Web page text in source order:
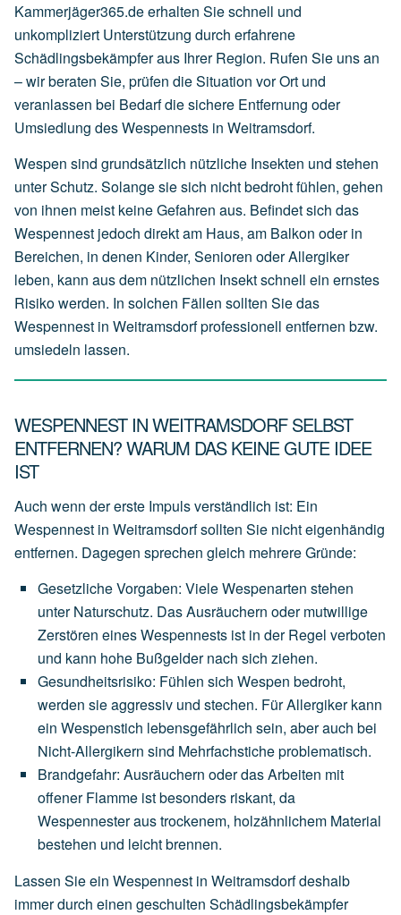
Kammerjäger365.de erhalten Sie schnell und
unkompliziert Unterstützung durch erfahrene
Schädlingsbekämpfer aus Ihrer Region. Rufen Sie uns an
– wir beraten Sie, prüfen die Situation vor Ort und
veranlassen bei Bedarf die sichere Entfernung oder
Umsiedlung des Wespennests in Weitramsdorf.
Wespen sind grundsätzlich nützliche Insekten und stehen
unter Schutz. Solange sie sich nicht bedroht fühlen, gehen
von ihnen meist keine Gefahren aus. Befindet sich das
Wespennest jedoch direkt am Haus, am Balkon oder in
Bereichen, in denen Kinder, Senioren oder Allergiker
leben, kann aus dem nützlichen Insekt schnell ein ernstes
Risiko werden. In solchen Fällen sollten Sie das
Wespennest in Weitramsdorf professionell entfernen bzw.
umsiedeln lassen.
WESPENNEST IN WEITRAMSDORF SELBST
ENTFERNEN? WARUM DAS KEINE GUTE IDEE
IST
Auch wenn der erste Impuls verständlich ist: Ein
Wespennest in Weitramsdorf sollten Sie nicht eigenhändig
entfernen. Dagegen sprechen gleich mehrere Gründe:
Gesetzliche Vorgaben: VieleWespenarten stehen
unter Naturschutz. DasAusräuchern oder mutwillige
Zerstören einesWespennests ist in der Regel verboten
und kann hohe Bußgelder nach sich ziehen.
Gesundheitsrisiko: Fühlen sich Wespen bedroht,
werden sieaggressiv und stechen. FürAllergiker kann
ein Wespenstich lebensgefährlich sein, aberauch bei
Nicht-Allergikern sind Mehrfachsticheproblematisch.
Brandgefahr: Ausräuchern oderdasArbeiten mit
offener Flamme istbesonders riskant, da
Wespennesteraustrockenem, holzähnlichem Material
bestehen und leichtbrennen.
Lassen Sie ein Wespennest in Weitramsdorf deshalb
immer durch einen geschulten Schädlingsbekämpfer